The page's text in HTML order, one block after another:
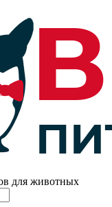
для животных